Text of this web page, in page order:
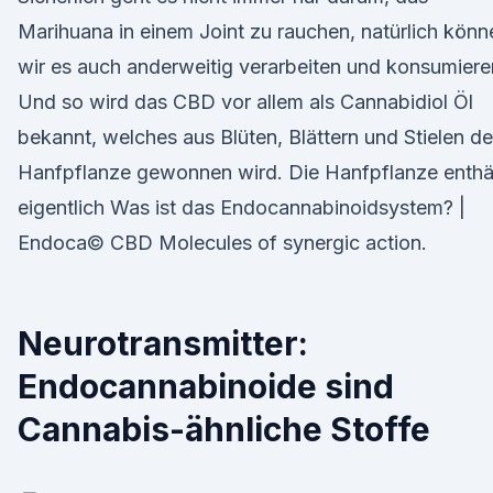
Marihuana in einem Joint zu rauchen, natürlich
wir es auch anderweitig verarbeiten und
Und so wird das CBD vor allem als Cannabidiol Öl
bekannt, welches aus Blüten, Blättern und Stielen
Hanfpflanze gewonnen wird. Die Hanfpflanze
eigentlich Was ist das Endocannabinoidsystem? |
Endoca© CBD Molecules of synergic action.
Neurotransmitter:
Endocannabinoide sind
Cannabis-ähnliche Stoffe